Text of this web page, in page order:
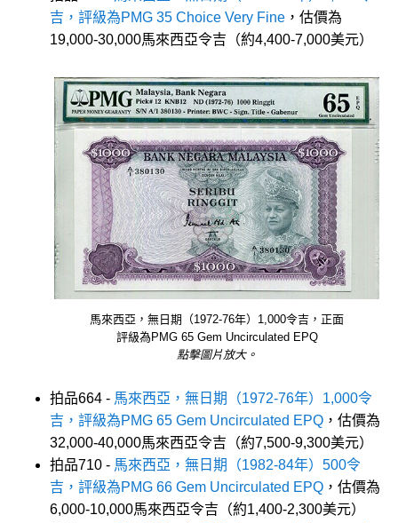
吉，評級為PMG 35 Choice Very Fine ，估價為
19,000-30,000馬來西亞令吉（約4,400-7,000美元）
馬來西亞，無日期（1972-76年）1,000令吉，正面
評級為PMG 65 Gem Uncirculated EPQ
點擊圖片放大。
拍品664 - 馬來西亞，無日期（1972-76年）1,000令
吉，評級為PMG 65 Gem Uncirculated EPQ ，估價為
32,000-40,000馬來西亞令吉（約7,500-9,300美元）
拍品710 - 馬來西亞，無日期（1982-84年）500令
吉，評級為PMG 66 Gem Uncirculated EPQ ，估價為
6,000-10,000馬來西亞令吉（約1,400-2,300美元）